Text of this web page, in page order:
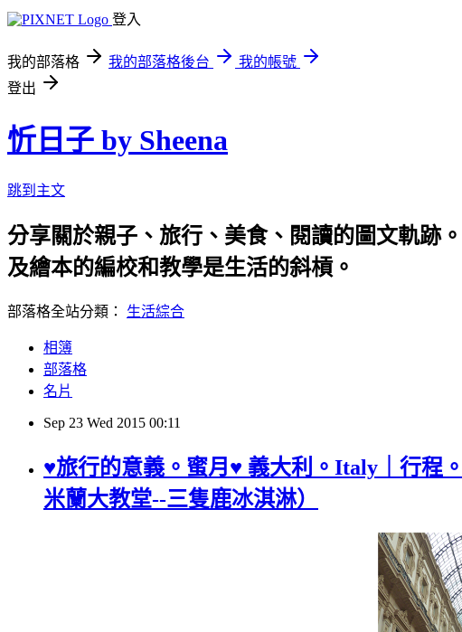
登入
我的部落格 我的部落格後台
我的帳號
登出
忻日子 by Sheena
跳到主文
分享關於親子、旅行、美食、閱讀的圖文軌跡
及繪本的編校和教學是生活的斜槓。
部落格全站分類： 生活綜合
相簿
部落格
名片
Sep 23 Wed 2015 00:11
♥旅行的意義。蜜月♥ 義大利。Italy｜行
米蘭大教堂--三隻鹿冰淇淋）